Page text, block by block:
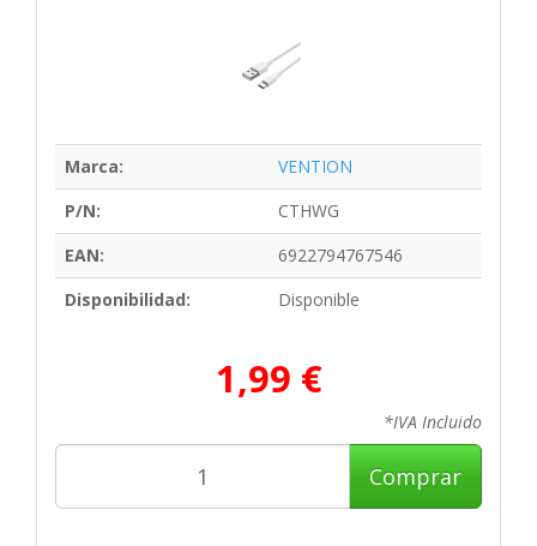
Marca:
VENTION
P/N:
CTHWG
EAN:
6922794767546
Disponibilidad:
Disponible
1,99 €
*IVA Incluido
Comprar